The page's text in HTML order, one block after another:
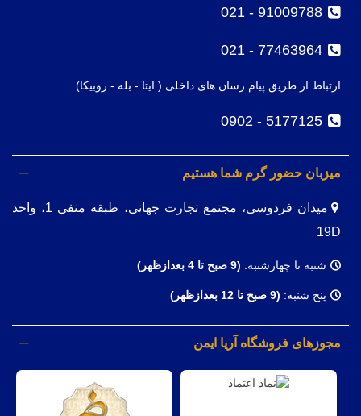
91009788 - 021
77463964 - 021
ارتباط از طریق پیام رسان های داخلی ( ایتا - بله - روبیکا)
5177125 - 0902
میزبان حضور گرم شما هستیم
میدان فردوسی، مجتمع تجارت جهانی، طبقه منفی 1، واحد
19D
شنبه تا چهارشنبه: (9 صبح تا 4 بعدازظهر)
پنج شنبه: (9 صبح تا 12 بعدازظهر)
مجوزهای فروشگاه آریا ایمن